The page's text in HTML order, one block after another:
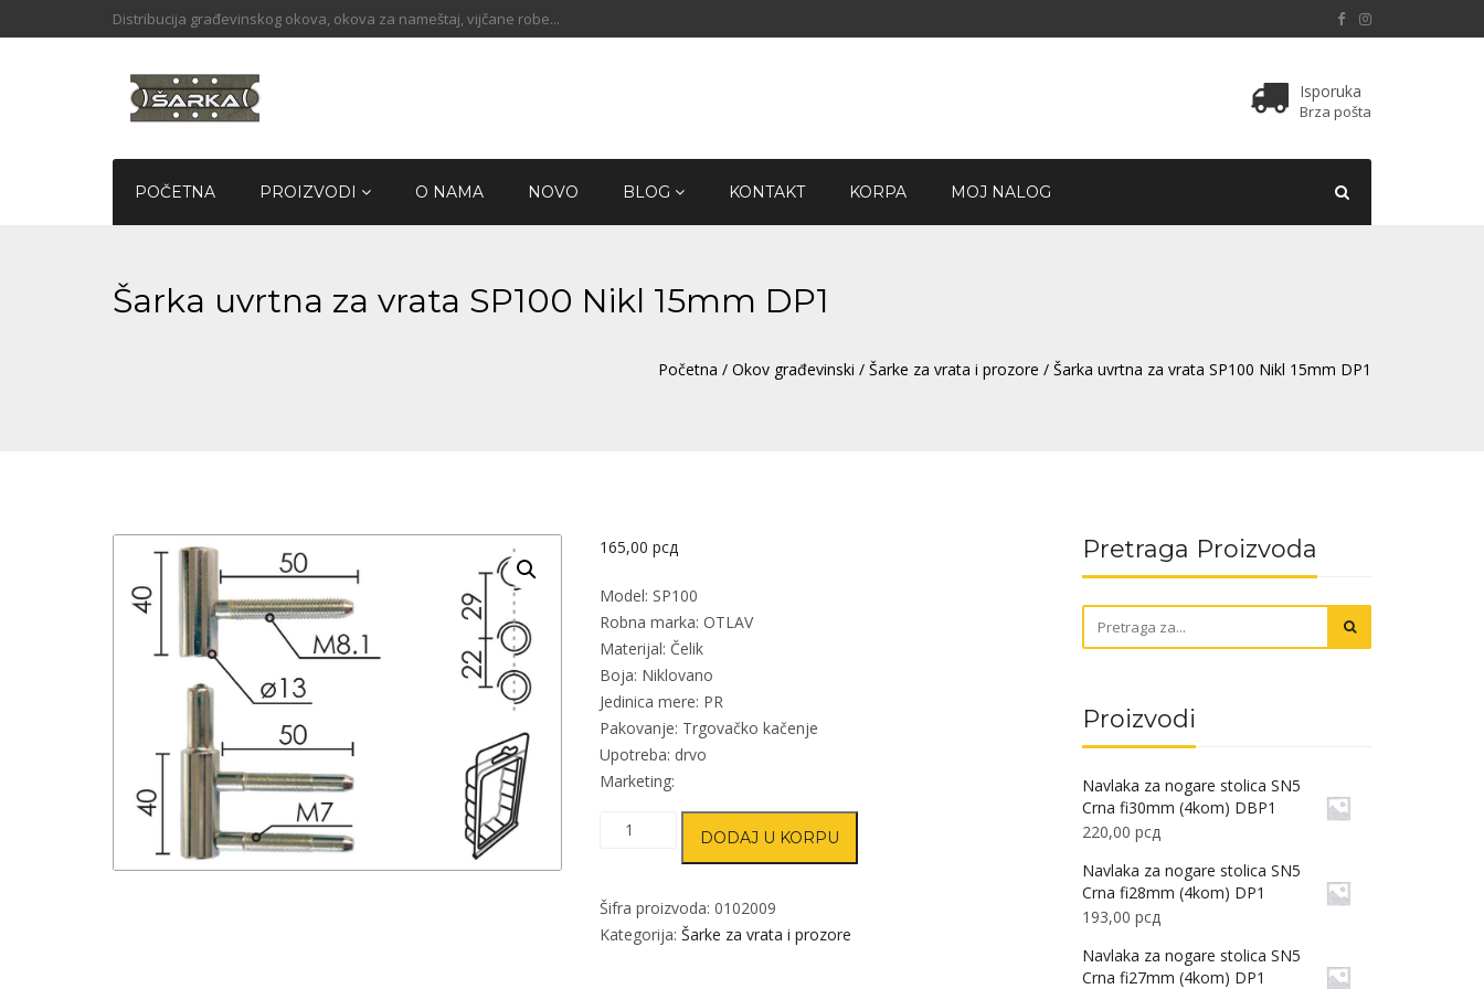
Distribucija građevinskog okova, okova za nameštaj, vijčane robe...
Isporuka
Brza pošta
POČETNA PROIZVODI O NAMA NOVO BLOG KONTAKT KORPA MOJ NALOG
Šarka uvrtna za vrata SP100 Nikl 15mm DP1
Početna / Okov građevinski / Šarke za vrata i prozore / Šarka uvrtna za vrata SP100 Nikl 15mm DP1
165,00 рсд
Model: SP100
Robna marka: OTLAV
Materijal: Čelik
Boja: Niklovano
Jedinica mere: PR
Pakovanje: Trgovačko kačenje
Upotreba: drvo
Marketing:
Šarka
vrata
SP100
DODAJ U KORPU
Šifra proizvoda: 0102009
Kategorija: Šarke za vrata i prozore
Pretraga Proizvoda
Proizvodi
Navlaka za nogare stolica SN5
Crna fi30mm (4kom) DBP1
220,00 рсд
Navlaka za nogare stolica SN5
Crna fi28mm (4kom) DP1
193,00 рсд
Navlaka za nogare stolica SN5
Crna fi27mm (4kom) DP1